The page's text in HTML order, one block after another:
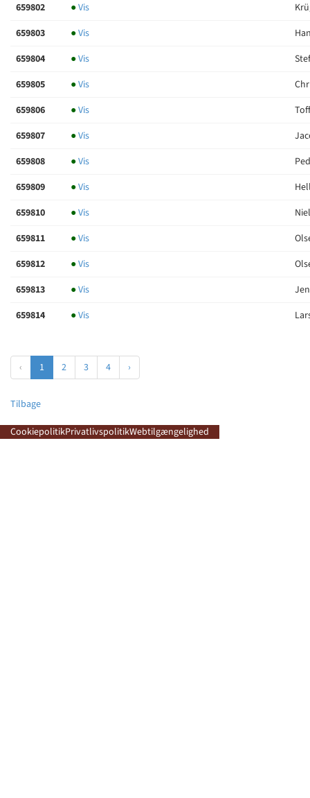
659802
●Vis
659803
●Vis
659804
●Vis
659805
●Vis
659806
●Vis
659807
●Vis
659808
●Vis
659809
●Vis
659810
●Vis
659811
●Vis
659812
●Vis
659813
●Vis
659814
●Vis
‹ 1 2 3 4 ›
Tilbage
CookiepolitikPrivatlivspolitikWebtilgængelighed